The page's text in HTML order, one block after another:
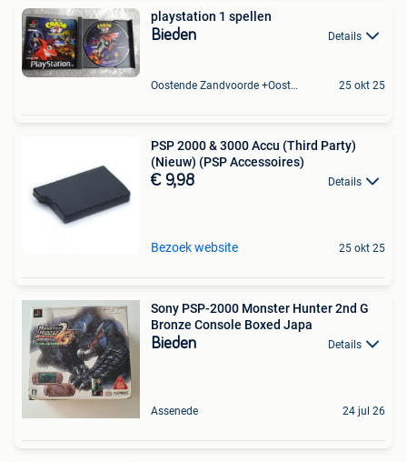
playstation 1 spellen
Bieden Details
Oostende Zandvoorde +Oostende 25 okt 25
PSP 2000 & 3000 Accu (Third Party)
(Nieuw) (PSP Accessoires)
€ 9,98 Details
Bezoek website 25 okt 25
Sony PSP-2000 Monster Hunter 2nd G
Bronze Console Boxed Japa
Bieden Details
Assenede 24 jul 26